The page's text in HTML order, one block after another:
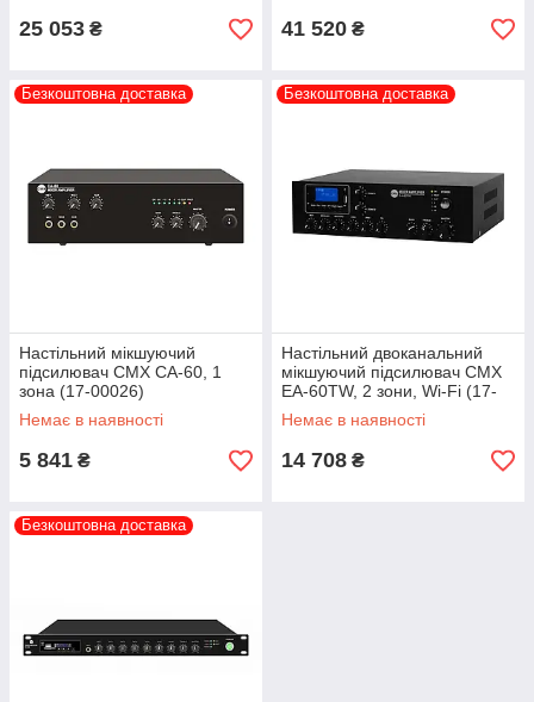
25 053 ₴ 41 520 ₴
Безкоштовна доставка
Настільний мікшуючий
підсилювач CMX CA-60, 1
зона (17-00026)
Немає в наявності
5 841 ₴
Безкоштовна доставка
Настільний двоканальний
мікшуючий підсилювач CMX
EA-60TW, 2 зони, Wi-Fi (17-
00027)
Немає в наявності
14 708 ₴
Безкоштовна доставка